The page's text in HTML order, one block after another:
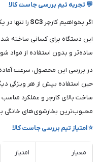
💬 تجربه تیم بررسی جاست کالا
اگر بخواهیم کارچر SC3 را تنها
این دستگاه برای کسانی ساخته
ساده‌تر و بدون استفاده از مواد
در بررسی این محصول، سرعت
حین استفاده بیش از هر ویژگی
ساخت بالای کارچر و عملکرد
محبوب‌ترین بخارشوی‌های خانگی
⭐ امتیاز تیم بررسی جاست کالا
معیار امتیاز